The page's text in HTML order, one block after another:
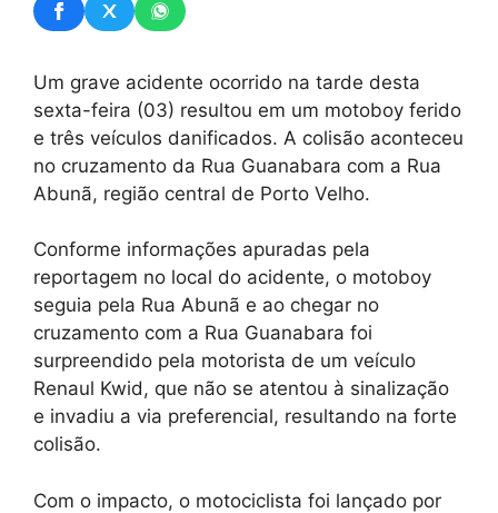
Um grave acidente ocorrido na tarde desta
sexta-feira (03) resultou em um motoboy ferido
e três veículos danificados. A colisão aconteceu
no cruzamento da Rua Guanabara com a Rua
Abunã, região central de Porto Velho.
Conforme informações apuradas pela
reportagem no local do acidente, o motoboy
seguia pela Rua Abunã e ao chegar no
cruzamento com a Rua Guanabara foi
surpreendido pela motorista de um veículo
Renaul Kwid, que não se atentou à sinalização
e invadiu a via preferencial, resultando na forte
colisão.
Com o impacto, o motociclista foi lançado por